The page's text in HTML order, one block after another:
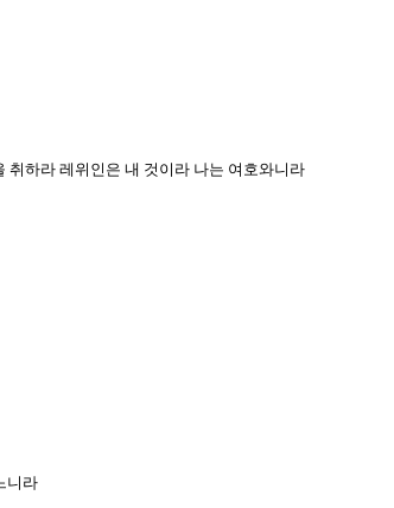
취하라 레위인은 내 것이라 나는 여호와니라
니라